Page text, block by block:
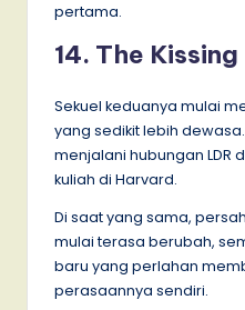
pertama.
14. The
Sekuel keduanya mulai
yang sedikit lebih
menjalani hubungan LDR
kuliah di Harvard.
Di saat yang sama,
mulai terasa berubah,
baru yang perlahan
perasaannya sendiri.